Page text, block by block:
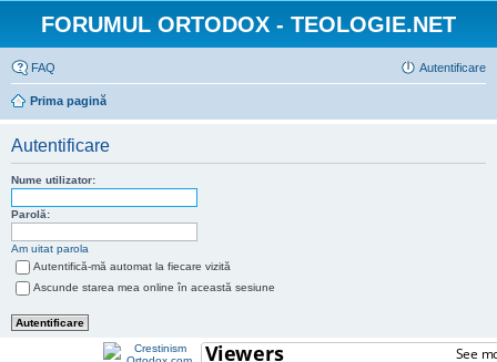
FORUMUL ORTODOX - TEOLOGIE.NET
FAQ Autentificare
Prima pagină
Autentificare
Nume utilizator:
Parolă:
Am uitat parola
Autentifică-mă automat la fiecare vizită
Ascunde starea mea online în această sesiune